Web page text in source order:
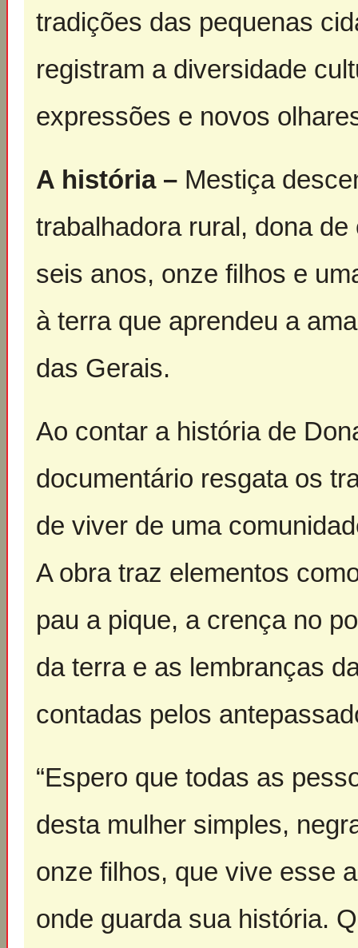
tradições das pequenas
registram a diversidade
expressões e novos
A história – Mestiça
trabalhadora rural, dona
seis anos, onze filhos e
à terra que aprendeu a
das Gerais.
Ao contar a história de
documentário resgata os
de viver de uma
A obra traz elementos
pau a pique, a crença no
da terra e as lembranças
contadas pelos
“Espero que todas as
desta mulher simples,
onze filhos, que vive esse
onde guarda sua história.